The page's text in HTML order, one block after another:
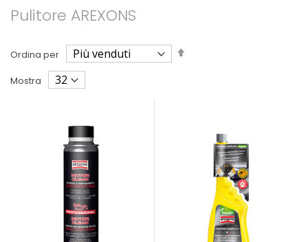
Pulitore AREXONS
Ordina per
Imposta
Mostra